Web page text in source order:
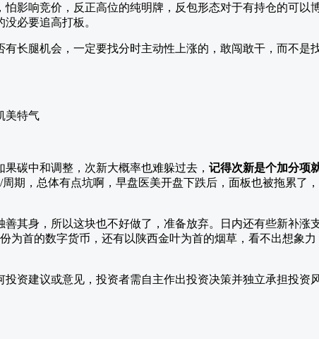
影响竞价，反正高位的纯明牌，反包形态对于有持仓的可以
必要追高打板。
长腿机会，一定要找分时主动性上涨的，敢闯敢干，而不是
美特气
碳中和调整，次新大概率也难躲过去， 记得次新是个加分项
期，总体有点坑啊，早盘医美开盘下跌后，面板也被拖累了
其身，所以这块也不好做了，准备放弃。日内还有些新补涨
为首的数字货币，还有以陕西金叶为首的烟草，看不出想象力
资建议或意见，投资者需自主作出投资决策并独立承担投资风